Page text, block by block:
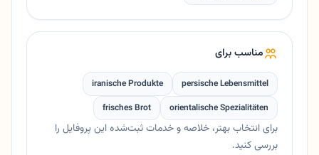
مناسب برای
persische Lebensmittel
iranische Produkte
orientalische Spezialitäten
frisches Brot
برای انتخاب بهتر، خلاصه و خدمات ثبت‌شده این پروفایل را
بررسی کنید.